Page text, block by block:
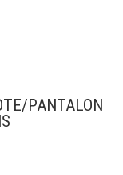
PANTALON